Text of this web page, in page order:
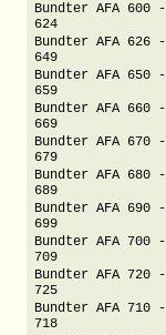
Bundter AFA 600 -
624
Bundter AFA 626 -
649
Bundter AFA 650 -
659
Bundter AFA 660 -
669
Bundter AFA 670 -
679
Bundter AFA 680 -
689
Bundter AFA 690 -
699
Bundter AFA 700 -
709
Bundter AFA 720 -
725
Bundter AFA 710 -
718